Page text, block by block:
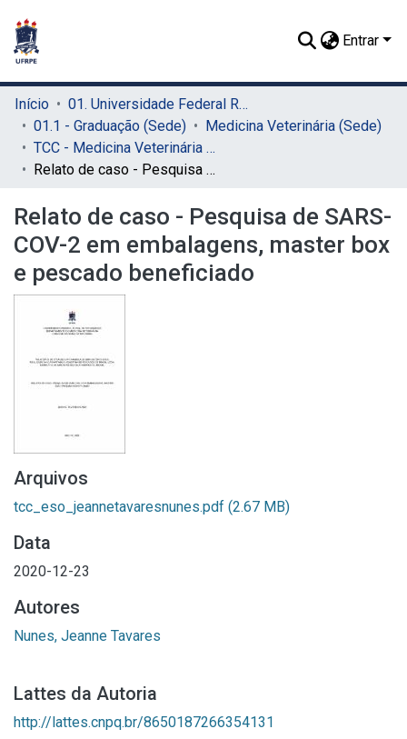
Entrar
Início
01. Universidade Federal Rural de Pernambuco - UFRPE (Sede)
01.1 - Graduação (Sede)
Medicina Veterinária (Sede)
TCC - Medicina Veterinária (Sede)
Relato de caso - Pesquisa de SARS-COV-2 em embalagens, master box e pescado beneficiado
Relato de caso - Pesquisa de SARS-
COV-2 em embalagens, master box
e pescado beneficiado
Arquivos
tcc_eso_jeannetavaresnunes.pdf (2.67 MB)
Data
2020-12-23
Autores
Nunes, Jeanne Tavares
Lattes da Autoria
http://lattes.cnpq.br/8650187266354131